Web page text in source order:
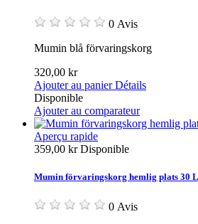
0 Avis
Mumin blå förvaringskorg
320,00 kr
Ajouter au panier Détails
Disponible
Ajouter au comparateur
Aperçu rapide
359,00 krDisponible
Mumin förvaringskorg hemlig plats 30
0 Avis